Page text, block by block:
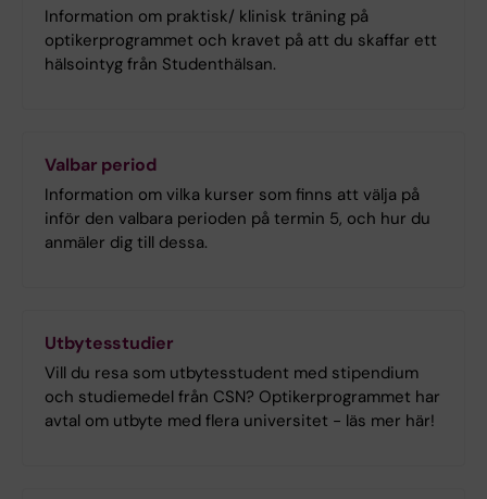
Information om praktisk/ klinisk träning på
optikerprogrammet och kravet på att du skaffar ett
hälsointyg från Studenthälsan.
Valbar period
Information om vilka kurser som finns att välja på
inför den valbara perioden på termin 5, och hur du
anmäler dig till dessa.
Utbytesstudier
Vill du resa som utbytesstudent med stipendium
och studiemedel från CSN? Optikerprogrammet har
avtal om utbyte med flera universitet - läs mer här!